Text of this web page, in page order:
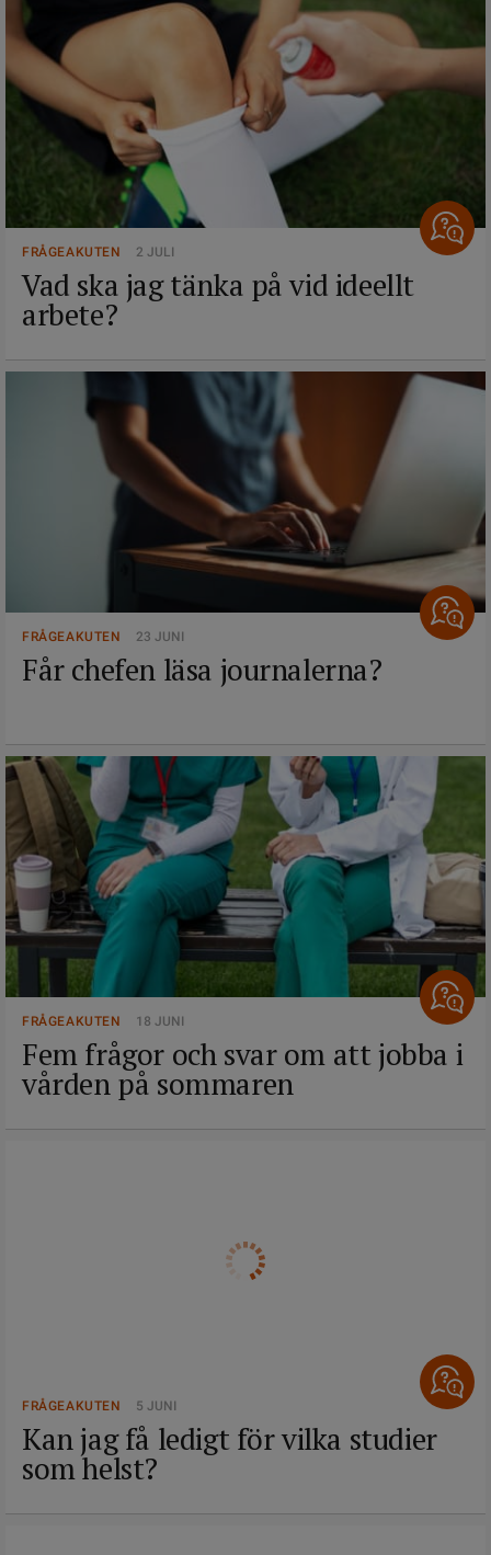
FRÅGEAKUTEN 2 JULI
Vad ska jag tänka på vid ideellt
arbete?
FRÅGEAKUTEN 23 JUNI
Får chefen läsa journalerna?
FRÅGEAKUTEN 18 JUNI
Fem frågor och svar om att jobba i
vården på sommaren
FRÅGEAKUTEN 5 JUNI
Kan jag få ledigt för vilka studier
som helst?